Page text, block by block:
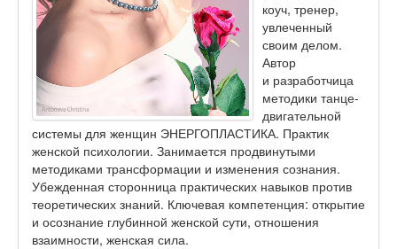
коуч, тренер,
увлеченный
своим делом.
Автор
и разработчица
методики танце-
двигательной
системы для женщин ЭНЕРГОПЛАСТИКА. Практик
женской психологии. Занимается продвинутыми
методиками трансформации и изменения сознания.
Убежденная сторонница практических навыков против
теоретических знаний. Ключевая компетенция: открытие
и осознание глубинной женской сути, отношения
взаимности, женская сила.